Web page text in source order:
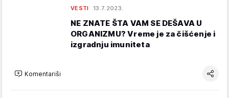
VESTI 13.7.2023.
NE ZNATE ŠTA VAM SE DEŠAVA U
ORGANIZMU? Vreme je za čišćenje i
izgradnju imuniteta
Komentariši